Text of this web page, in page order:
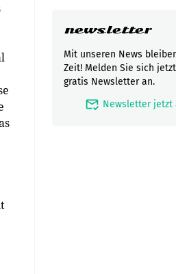
newsletter
Mit unseren News
Zeit! Melden Sie sich
gratis Newsletter an.
mark_email_read Newsletter jetzt